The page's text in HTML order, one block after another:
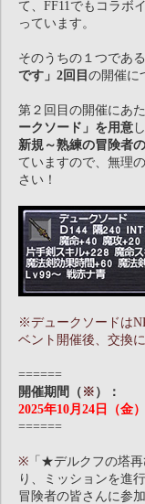
て、FF11でもコラボ
っています。
そのうちの１つである
です」2回目 の開催に
第２回目の開催にあた
ークソード」を用意
新規～熟練の冒険者
ていますので、無理
さい！
※デュークソードは
ベント開催後、交換
======
開催期間（ ※ ）：
2025年10月24日（金
======
※ 「★デルクフの塔
り、ミッションを進
冒険者の皆さんに参